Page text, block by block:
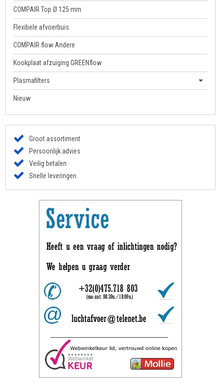
COMPAIR Top Ø 125 mm
Flexibele afvoerbuis
COMPAIR flow Andere
Kookplaat afzuiging GREENflow
Plasmafilters
Nieuw
Groot assortiment
Persoonlijk advies
Veilig betalen
Snelle leveringen